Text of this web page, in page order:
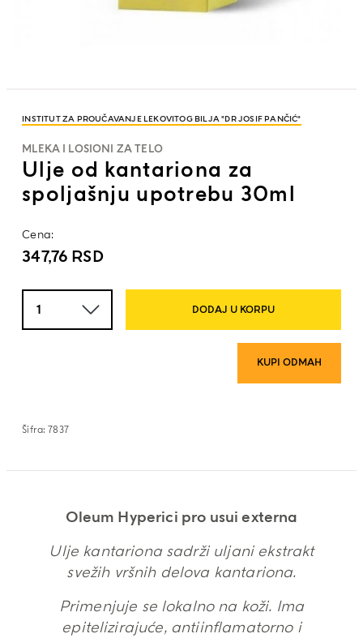
INSTITUT ZA PROUČAVANJE LEKOVITOG BILJA "DR JOSIF PANČIĆ"
MLEKA I LOSIONI ZA TELO
Ulje od kantariona za
spoljašnju upotrebu 30ml
Cena:
347,76 RSD
DODAJ U KORPU
KUPI ODMAH
Šifra: 7837
Oleum Hyperici pro usui externa
Ulje kantariona sadrži uljani ekstrakt
svežih vršnih delova kantariona.
Primenjuje se lokalno na koži. Ima
epitelizirajuće, antiinflamatorno i